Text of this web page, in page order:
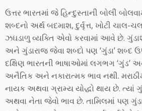
ઉત્તર ભારતમાં જે હિન્દુસ્તાની બોલી
શબ્દનો અર્થ બદમાશ, દુર્વૃત્ત, ખોટી ચાલ-
ઝઘડાળુ વ્યક્તિ એવો કરવામાં આવે છે.
અને ગુંડારાજ જેવા શબ્દો પણ ‘ગુંડા’ શબ્દ
દક્ષિણ ભારતની ભાષાઓમાં લગભગ ‘ગુંડ’
અનૈતિક અને નકારાત્મક ભાવ નથી.
નાયક અથવા ગ્રામ્ય યોદ્ધો થાય છે. ત્યાં
અથવા નેતા જેવો ભાવ છે. તામિલમાં પણ